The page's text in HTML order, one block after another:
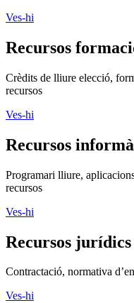
Ves-hi
Recursos
Crèdits de lliure elecció,
recursos
Ves-hi
Recursos
Programari lliure,
recursos
Ves-hi
Recursos jurídics
Contractació, normativa
Ves-hi